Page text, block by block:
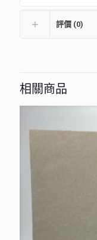
評價 (0)
相關商品